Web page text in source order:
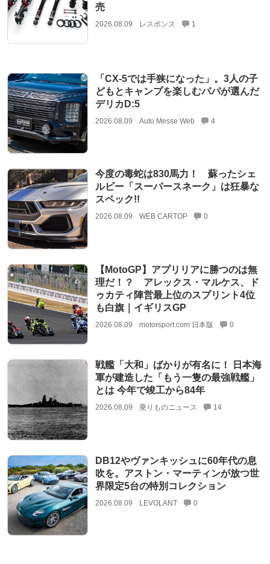
売
2026.08.09 レスポンス 1
「CX-5では手狭になった」。3人の子
どもとキャンプを楽しむパパが選んだ
デリカD:5
2026.08.09 Auto Messe Web 4
今度の毒蛇は830馬力！ 蘇ったシェ
ルビー「スーパースネーク」は狂暴な
スペック!!
2026.08.09 WEB CARTOP 0
【MotoGP】アプリリアに勝つのは無
理だ！？ アレックス・マルケス、ド
ゥカティ陣営最上位のスプリント4位
も白旗｜イギリスGP
2026.08.09 motorsport.com 日本版 0
戦艦「大和」ばかりが有名に！ 日本海
軍が建造した「もう一隻の最強戦艦」
とは 今年で竣工から84年
2026.08.09 乗りものニュース 14
DB12やヴァンキッシュに60年代の息
吹を。アストン・マーティンが放つ世
界限定5台の特別コレクション
2026.08.09 LEVOLANT 0